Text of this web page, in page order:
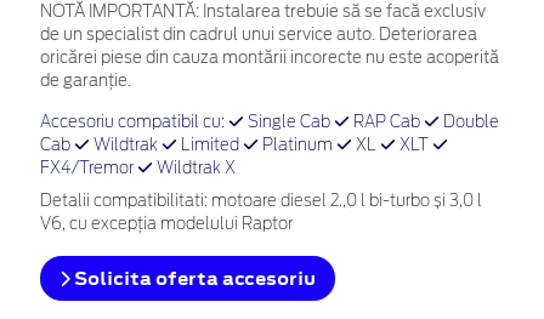
NOTĂ IMPORTANTĂ: Instalarea trebuie să se facă exclusiv
de un specialist din cadrul unui service auto. Deteriorarea
oricărei piese din cauza montării incorecte nu este acoperită
de garanţie.
Accesoriu compatibil cu: Single Cab RAP Cab
Double
Cab
Wildtrak Limited Platinum XL
XLT
FX4/Tremor
Wildtrak X
Detalii compatibilitati: motoare diesel 2.,0 l bi-turbo și 3,0 l
V6, cu excepția modelului Raptor
Solicita oferta accesoriu